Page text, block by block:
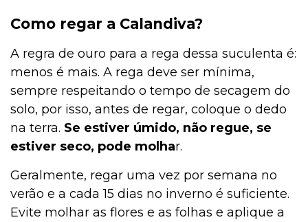
Como regar a Calandiva?
A regra de ouro para a rega dessa suculenta é:
menos é mais. A rega deve ser mínima,
sempre respeitando o tempo de secagem do
solo, por isso, antes de regar, coloque o dedo
na terra. Se estiver úmido, não regue, se
estiver seco, pode molhar.
Geralmente, regar uma vez por semana no
verão e a cada 15 dias no inverno é suficiente.
Evite molhar as flores e as folhas e aplique a